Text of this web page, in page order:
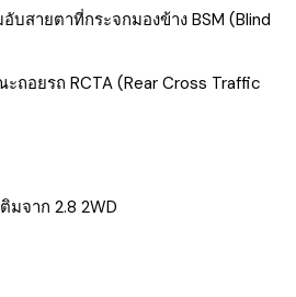
บสายตาที่กระจกมองข้าง BSM (Blind
ถอยรถ RCTA (Rear Cross Traffic
มจาก 2.8 2WD